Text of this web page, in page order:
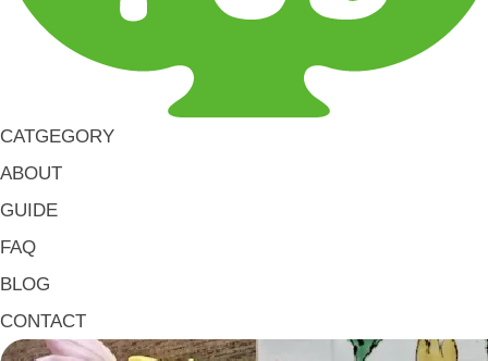
CATGEGORY
ABOUT
GUIDE
FAQ
BLOG
CONTACT
平皿 Flat Plates
中皿 Side Plates
マグ & カップ Mugs & Cups
ピッチャー Jugs
一輪挿し・花瓶